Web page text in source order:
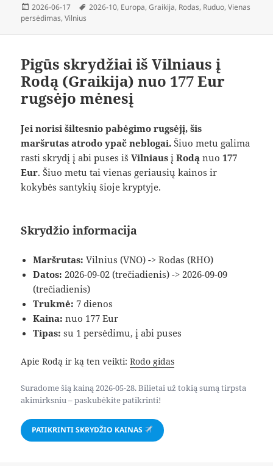
Paskelbta
2026-06-17 Žymos
2026-10, Europa,Graikija, Rodas, Ruduo,Vienas
persėdimas,Vilnius
Pigūs skrydžiai iš Vilniaus į
Rodą (Graikija) nuo 177 Eur
rugsėjo mėnesį
Jei norisi šiltesnio pabėgimo rugsėjį, šis
maršrutas atrodo ypač neblogai. Šiuo metu galima
rasti skrydį į abi puses išVilniaus įRodą nuo177
Eur. Šiuo metu tai vienas geriausių kainos ir
kokybės santykių šioje kryptyje.
Skrydžio informacija
Maršrutas: Vilnius (VNO) -> Rodas (RHO)
Datos: 2026-09-02 (trečiadienis) -> 2026-09-09
(trečiadienis)
Trukmė: 7 dienos
Kaina: nuo 177 Eur
Tipas: su 1 persėdimu, į abi puses
Apie Rodą ir ką ten veikti:Rodo gidas
Suradome šią kainą 2026-05-28. Bilietai už tokią sumą tirpsta
akimirksniu – paskubėkite patikrinti!
PATIKRINTI SKRYDŽIO KAINAS